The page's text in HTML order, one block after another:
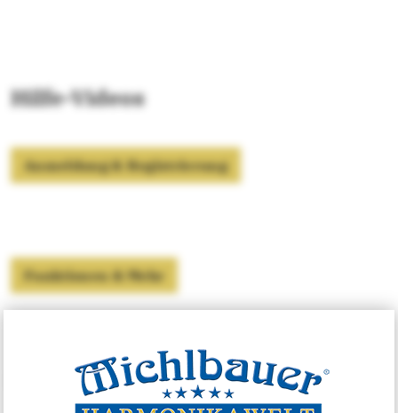
Hilfe-Videos
Anmeldung & Registrierung
Funktionen & Mehr
Die neue App im Überblick